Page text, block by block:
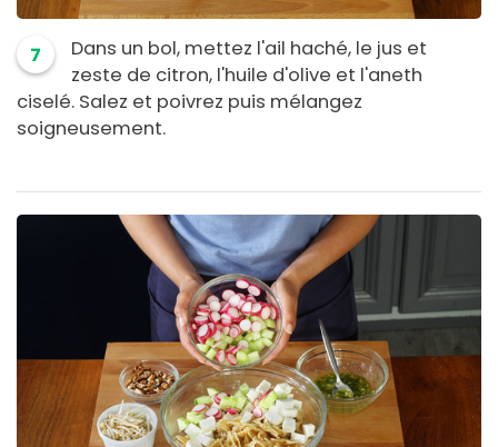
7
Dans un bol, mettez l'ail haché, le jus et
zeste de citron, l'huile d'olive et l'aneth
ciselé. Salez et poivrez puis mélangez
soigneusement.